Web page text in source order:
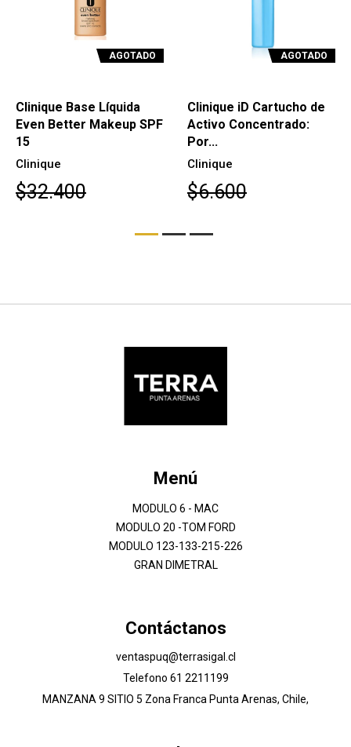
AGOTADO
Clinique Base Líquida
Even Better Makeup SPF
15
Clinique
$32.400
AGOTADO
Clinique iD Cartucho de
Activo Concentrado:
Por...
Clinique
$6.600
Menú
MODULO 6 - MAC
MODULO 20 -TOM FORD
MODULO 123-133-215-226
GRAN DIMETRAL
Contáctanos
ventaspuq@terrasigal.cl
Telefono 61 2211199
MANZANA 9 SITIO 5 Zona Franca Punta Arenas, Chile,